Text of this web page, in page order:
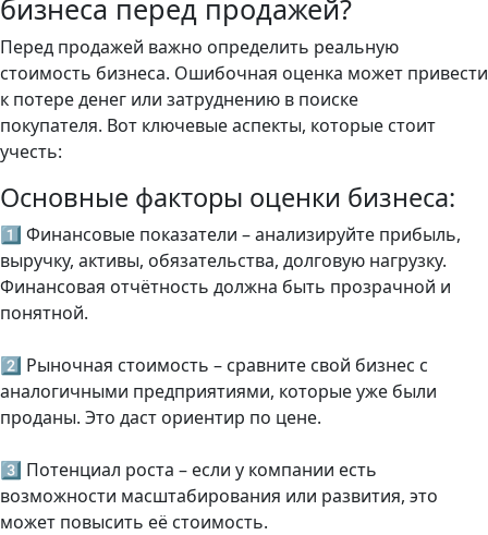
бизнеса перед продажей?
Перед продажей важно определить реальную
стоимость бизнеса. Ошибочная оценка может привести
к потере денег или затруднению в поиске
покупателя. Вот ключевые аспекты, которые стоит
учесть:
Основные факторы оценки бизнеса:
1️⃣ Финансовые показатели – анализируйте прибыль,
выручку, активы, обязательства, долговую нагрузку.
Финансовая отчётность должна быть прозрачной и
понятной.
2️⃣ Рыночная стоимость – сравните свой бизнес с
аналогичными предприятиями, которые уже были
проданы. Это даст ориентир по цене.
3️⃣ Потенциал роста – если у компании есть
возможности масштабирования или развития, это
может повысить её стоимость.